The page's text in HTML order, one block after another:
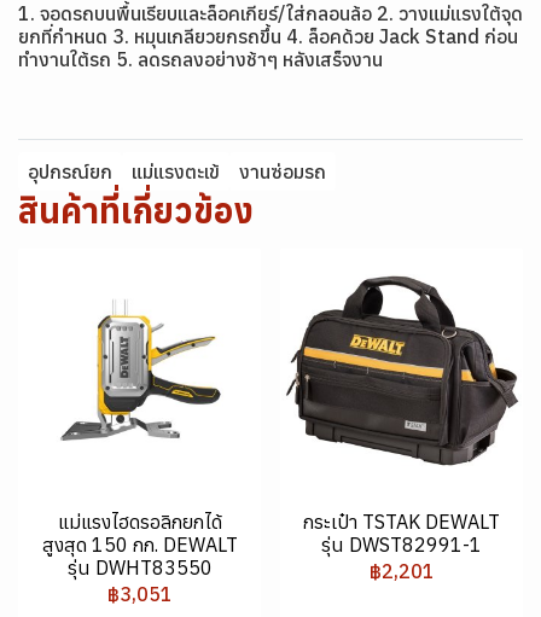
1. จอดรถบนพื้นเรียบและล็อคเกียร์/ใส่กลอนล้อ 2. วางแม่แรงใต้จุด
ยกที่กำหนด 3. หมุนเกลียวยกรถขึ้น 4. ล็อคด้วย Jack Stand ก่อน
ทำงานใต้รถ 5. ลดรถลงอย่างช้าๆ หลังเสร็จงาน
อุปกรณ์ยก แม่แรงตะเข้ งานซ่อมรถ
สินค้าที่เกี่ยวข้อง
แม่แรงไฮดรอลิกยกได้
สูงสุด 150 กก. DEWALT
รุ่น DWHT83550
฿3,051
กระเป๋า TSTAK DEWALT
รุ่น DWST82991-1
฿2,201